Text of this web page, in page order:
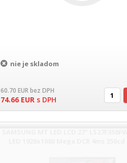
nie je skladom
60.70 EURbez DPH
74.66 EUR s DPH